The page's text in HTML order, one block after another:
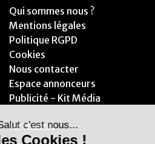
Qui sommes nous ?
Mentions légales
Politique RGPD
Cookies
Nous contacter
Espace annonceurs
Publicité - Kit Média
PARTENAIRES